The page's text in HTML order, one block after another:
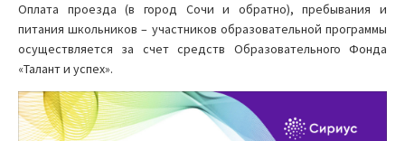
Оплата проезда (в город Сочи и обратно), пребывания и
питания школьников – участников образовательной программы
осуществляется за счет средств Образовательного Фонда
«Талант и успех».